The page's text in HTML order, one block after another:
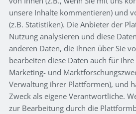
unsere Inhalte kommentieren) und
(z.B. Statistiken). Die Anbieter der
Nutzung analysieren und diese
anderen Daten, die ihnen über Sie
bearbeiten diese Daten auch für ihre
Marketing- und
Verwaltung ihrer Plattformen), und
Zweck als eigene Verantwortliche.
zur Bearbeitung durch die